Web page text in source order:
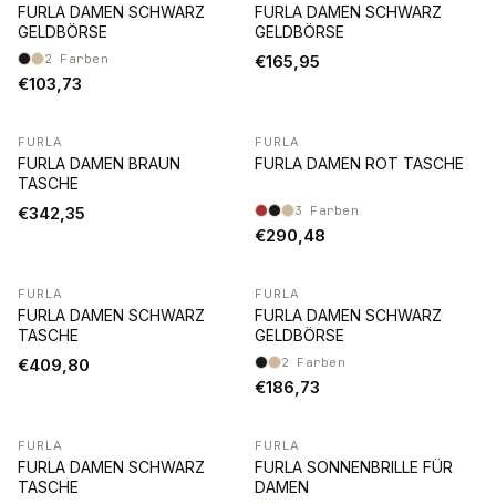
FURLA DAMEN SCHWARZ
GELDBÖRSE
2 Farben
€103,73
FURLA DAMEN SCHWARZ
GELDBÖRSE
€165,95
FURLA
FURLA DAMEN BRAUN
TASCHE
€342,35
FURLA
FURLA DAMEN ROT TASCHE
3 Farben
€290,48
FURLA
FURLA DAMEN SCHWARZ
TASCHE
€409,80
FURLA
FURLA DAMEN SCHWARZ
GELDBÖRSE
2 Farben
€186,73
FURLA
FURLA DAMEN SCHWARZ
TASCHE
FURLA
FURLA SONNENBRILLE FÜR
DAMEN